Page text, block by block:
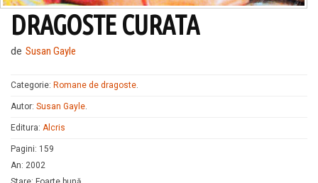
DRAGOSTE CURATA
de Susan Gayle
Categorie: Romane de dragoste.
Autor: Susan Gayle.
Editura: Alcris
Pagini: 159
An: 2002